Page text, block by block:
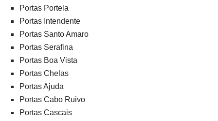
Portas Portela
Portas Intendente
Portas Santo Amaro
Portas Serafina
Portas Boa Vista
Portas Chelas
Portas Ajuda
Portas Cabo Ruivo
Portas Cascais